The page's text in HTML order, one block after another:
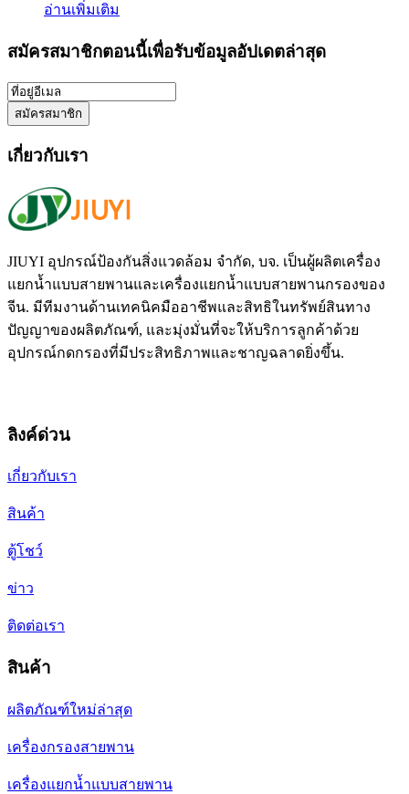
อ่านเพิ่มเติม
สมัครสมาชิกตอนนี้เพื่อรับข้อมูลอัปเดตล่าสุด
เกี่ยวกับเรา
JIUYI อุปกรณ์ป้องกันสิ่งแวดล้อม จำกัด, บจ. เป็นผู้ผลิตเครื่อง
แยกน้ำแบบสายพานและเครื่องแยกน้ำแบบสายพานกรองของ
จีน. มีทีมงานด้านเทคนิคมืออาชีพและสิทธิในทรัพย์สินทาง
ปัญญาของผลิตภัณฑ์, และมุ่งมั่นที่จะให้บริการลูกค้าด้วย
อุปกรณ์กดกรองที่มีประสิทธิภาพและชาญฉลาดยิ่งขึ้น.
ลิงค์ด่วน
เกี่ยวกับเรา
สินค้า
ตู้โชว์
ข่าว
ติดต่อเรา
สินค้า
ผลิตภัณฑ์ใหม่ล่าสุด
เครื่องกรองสายพาน
เครื่องแยกน้ำแบบสายพาน